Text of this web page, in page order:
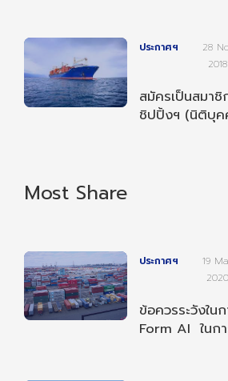
ประกาศฯ
28
2018
สมัครเป็นสมา
ชิปปิ้งฯ (นิติบุค
Most Share
ประกาศฯ
19
2020
ข้อควรระวังใน
Form AI ในก